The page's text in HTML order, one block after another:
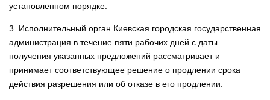
установленном порядке.
3. Исполнительный орган Киевская городская государственная
администрация в течение пяти рабочих дней с даты
получения указанных предложений рассматривает и
принимает соответствующее решение о продлении срока
действия разрешения или об отказе в его продлении.